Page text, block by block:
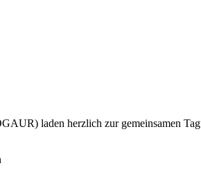
laden herzlich zur gemeinsamen